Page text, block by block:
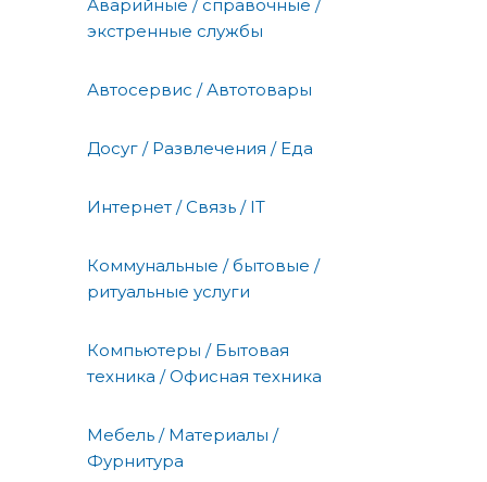
Аварийные / справочные /
экстренные службы
Автосервис / Автотовары
Досуг / Развлечения / Еда
Интернет / Связь / IT
Коммунальные / бытовые /
ритуальные услуги
Компьютеры / Бытовая
техника / Офисная техника
Мебель / Материалы /
Фурнитура